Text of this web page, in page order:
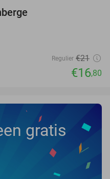
Regulier €21
€16,80
gratis